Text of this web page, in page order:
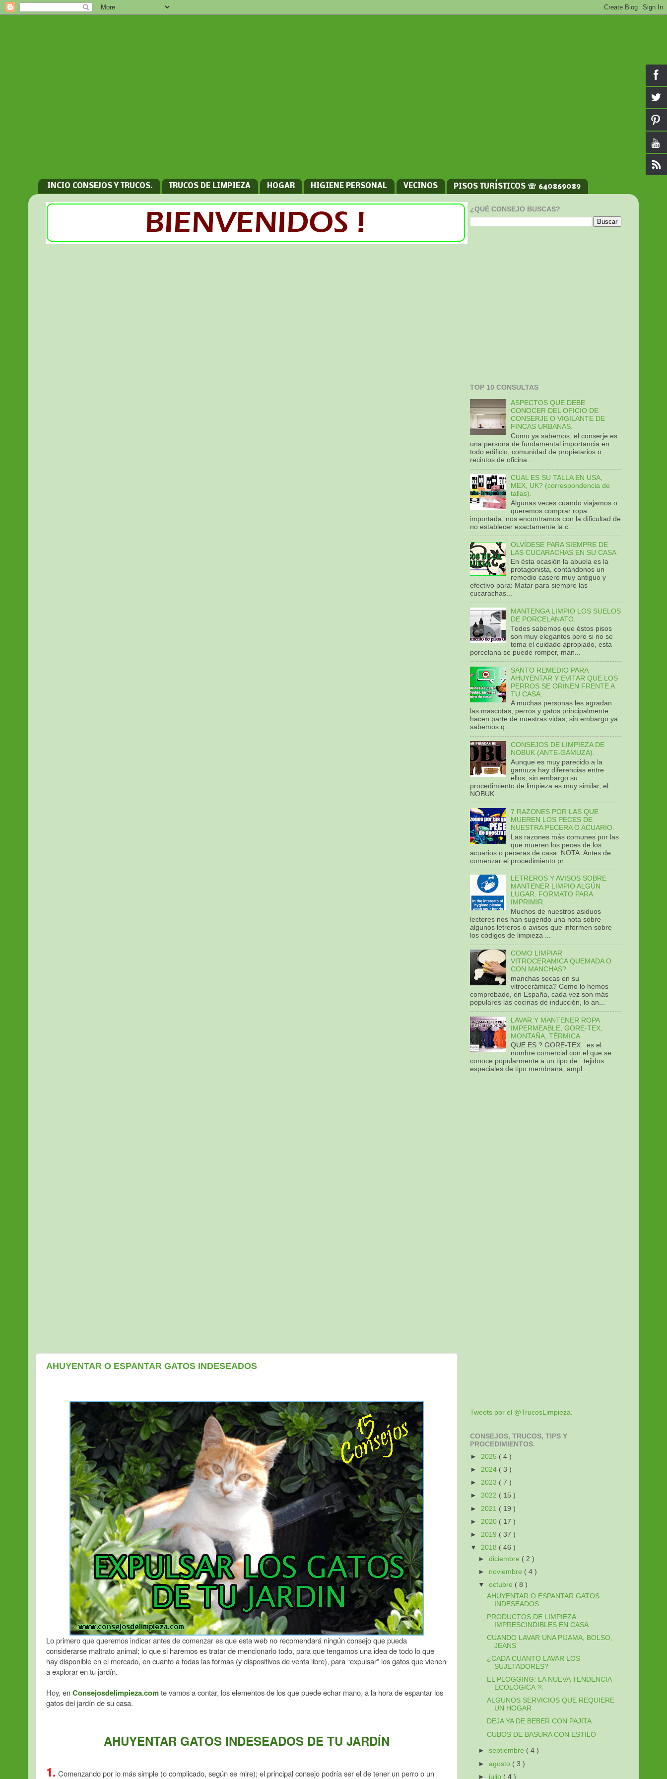
INCIO CONSEJOS Y TRUCOS. TRUCOS DE LIMPIEZA HOGAR HIGIENE PERSONAL VECINOS PISOS TURÍSTICOS ☏ 640869089
AHUYENTAR O ESPANTAR GATOS INDESEADOS
Lo primero que queremos indicar antes de comenzar es que esta web no recomendará ningún consejo que pueda
considerarse maltrato animal; lo que si haremos es tratar de mencionarlo todo, para que tengamos una idea de todo lo que
hay disponible en el mercado, en cuanto a todas las formas (y dispositivos de venta libre), para “expulsar” los gatos que vienen
a explorar en tu jardín.
Hoy, enConsejosdelimpieza.comte vamos a contar, los elementos de los que puede echar mano, a la hora de espantar los
gatos del jardín de su casa.
AHUYENTAR GATOS INDESEADOS DE TU JARDÍN
1. Comenzando por lo más simple (o complicado, según se mire); el principal consejo podría ser el de tener un perro o un
¿QUÉ CONSEJO BUSCAS?
TOP 10 CONSULTAS
ASPECTOS QUE DEBE
CONOCER DEL OFICIO DE
CONSERJE O VIGILANTE DE
FINCAS URBANAS.
Como ya sabemos, el conserje es
una persona de fundamental importancia en
todo edificio, comunidad de propietarios o
recintos de oficina...
CUAL ES SU TALLA EN USA,
MEX, UK? (correspondencia de
tallas).
Algunas veces cuando viajamos o
queremos comprar ropa
importada, nos encontramos con la dificultad de
no establecer exactamente la c...
OLVÍDESE PARA SIEMPRE DE
LAS CUCARACHAS EN SU CASA
En ésta ocasión la abuela es la
protagonista, contándonos un
remedio casero muy antiguo y
efectivo para: Matar para siempre las
cucarachas...
MANTENGA LIMPIO LOS SUELOS
DE PORCELANATO.
Todos sabemos que éstos pisos
son muy elegantes pero si no se
toma el cuidado apropiado, esta
porcelana se puede romper, man...
SANTO REMEDIO PARA
AHUYENTAR Y EVITAR QUE LOS
PERROS SE ORINEN FRENTE A
TU CASA.
A muchas personas les agradan
las mascotas, perros y gatos principalmente
hacen parte de nuestras vidas, sin embargo ya
sabemos q...
CONSEJOS DE LIMPIEZA DE
NOBUK (ANTE-GAMUZA).
Aunque es muy parecido a la
gamuza hay diferencias entre
ellos, sin embargo su
procedimiento de limpieza es muy similar, el
NOBUK ...
7 RAZONES POR LAS QUE
MUEREN LOS PECES DE
NUESTRA PECERA O ACUARIO.
Las razones más comunes por las
que mueren los peces de los
acuarios o peceras de casa: NOTA: Antes de
comenzar el procedimiento pr...
LETREROS Y AVISOS SOBRE
MANTENER LIMPIO ALGÚN
LUGAR. FORMATO PARA
IMPRIMIR.
Muchos de nuestros asiduos
lectores nos han sugerido una nota sobre
algunos letreros o avisos que informen sobre
los códigos de limpieza ...
COMO LIMPIAR
VITROCERAMICA QUEMADA O
CON MANCHAS?
manchas secas en su
vitrocerámica? Como lo hemos
comprobado, en España, cada vez son más
populares las cocinas de inducción, lo an...
LAVAR Y MANTENER ROPA
IMPERMEABLE, GORE-TEX,
MONTAÑA, TÉRMICA.
QUE ES ? GORE-TEX es el
nombre comercial con el que se
conoce popularmente a un tipo de tejidos
especiales de tipo membrana, ampl...
Tweets por el @TrucosLimpieza.
CONSEJOS, TRUCOS, TIPS Y
PROCEDIMIENTOS.
► 2025 ( 4 )
► 2024 ( 3 )
► 2023 ( 7 )
► 2022 ( 15 )
► 2021 ( 19 )
► 2020 ( 17 )
► 2019 ( 37 )
▼ 2018 ( 46 )
►diciembre ( 2 )
► noviembre ( 4 )
▼octubre ( 8 )
AHUYENTAR O ESPANTAR GATOS
INDESEADOS
PRODUCTOS DE LIMPIEZA
IMPRESCINDIBLES EN CASA
CUANDO LAVAR UNA PIJAMA, BOLSO,
JEANS
¿CADA CUANTO LAVAR LOS
SUJETADORES?
EL PLOGGING: LA NUEVA TENDENCIA
ECOLÓGICA 🏃
ALGUNOS SERVICIOS QUE REQUIERE
UN HOGAR
DEJA YA DE BEBER CON PAJITA
CUBOS DE BASURA CON ESTILO
►septiembre ( 4 )
►agosto ( 3 )
► julio ( 4 )